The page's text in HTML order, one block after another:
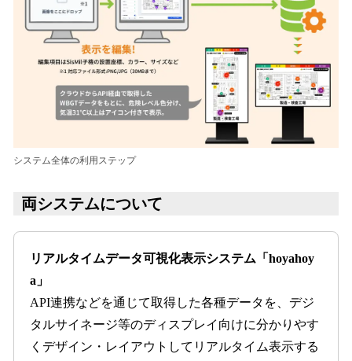
システム全体の利用ステップ
両システムについて
リアルタイムデータ可視化表示システム「hoyahoy
a」
API連携などを通じて取得した各種データを、デジ
タルサイネージ等のディスプレイ向けに分かりやす
くデザイン・レイアウトしてリアルタイム表示する